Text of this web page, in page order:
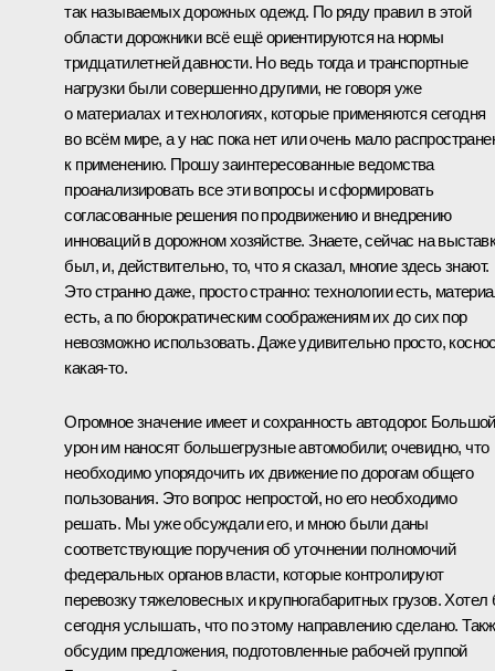
так называемых дорожных одежд. По ряду правил в этой
области дорожники всё ещё ориентируются на нормы
тридцатилетней давности. Но ведь тогда и транспортные
нагрузки были совершенно другими, не говоря уже
о материалах и технологиях, которые применяются сегодня
во всём мире, а у нас пока нет или очень мало
к применению. Прошу заинтересованные ведомства
проанализировать все эти вопросы и сформировать
согласованные решения по продвижению и внедрению
инноваций в дорожном хозяйстве. Знаете, сейчас на
был, и, действительно, то, что я сказал, многие здесь знают.
Это странно даже, просто странно: технологии есть,
есть, а по бюрократическим соображениям их до сих пор
невозможно использовать. Даже удивительно просто,
какая‑то.
Огромное значение имеет и сохранность автодорог. Большой
урон им наносят большегрузные автомобили; очевидно, что
необходимо упорядочить их движение по дорогам общего
пользования. Это вопрос непростой, но его необходимо
решать. Мы уже обсуждали его, и мною были даны
соответствующие поручения об уточнении полномочий
федеральных органов власти, которые контролируют
перевозку тяжеловесных и крупногабаритных грузов. Хотел
сегодня услышать, что по этому направлению сделано.
обсудим предложения, подготовленные рабочей группой